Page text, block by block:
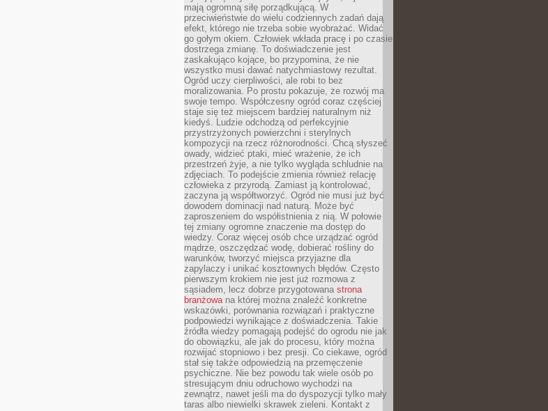
mają ogromną siłę porządkującą. W
przeciwieństwie do wielu codziennych zadań dają
efekt, którego nie trzeba sobie wyobrażać. Widać
go gołym okiem. Człowiek wkłada pracę i po czasie
dostrzega zmianę. To doświadczenie jest
zaskakująco kojące, bo przypomina, że nie
wszystko musi dawać natychmiastowy rezultat.
Ogród uczy cierpliwości, ale robi to bez
moralizowania. Po prostu pokazuje, że rozwój ma
swoje tempo. Współczesny ogród coraz częściej
staje się też miejscem bardziej naturalnym niż
kiedyś. Ludzie odchodzą od perfekcyjnie
przystrzyżonych powierzchni i sterylnych
kompozycji na rzecz różnorodności. Chcą słyszeć
owady, widzieć ptaki, mieć wrażenie, że ich
przestrzeń żyje, a nie tylko wygląda schludnie na
zdjęciach. To podejście zmienia również relację
człowieka z przyrodą. Zamiast ją kontrolować,
zaczyna ją współtworzyć. Ogród nie musi już być
dowodem dominacji nad naturą. Może być
zaproszeniem do współistnienia z nią. W połowie
tej zmiany ogromne znaczenie ma dostęp do
wiedzy. Coraz więcej osób chce urządzać ogród
mądrze, oszczędzać wodę, dobierać rośliny do
warunków, tworzyć miejsca przyjazne dla
zapylaczy i unikać kosztownych błędów. Często
pierwszym krokiem nie jest już rozmowa z
sąsiadem, lecz dobrze przygotowana strona
branżowana której można znaleźć konkretne
wskazówki, porównania rozwiązań i praktyczne
podpowiedzi wynikające z doświadczenia. Takie
źródła wiedzy pomagają podejść do ogrodu nie jak
do obowiązku, ale jak do procesu, który można
rozwijać stopniowo i bez presji. Co ciekawe, ogród
stał się także odpowiedzią na przemęczenie
psychiczne. Nie bez powodu tak wiele osób po
stresującym dniu odruchowo wychodzi na
zewnątrz, nawet jeśli ma do dyspozycji tylko mały
taras albo niewielki skrawek zieleni. Kontakt z